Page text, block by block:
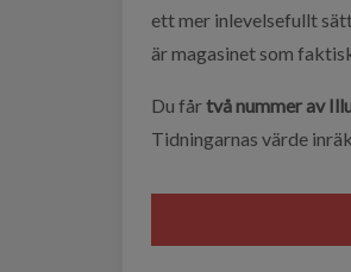
ett mer inlevelsefullt
är magasinet som
Du fårtvå nummer av
Tidningarnas värde